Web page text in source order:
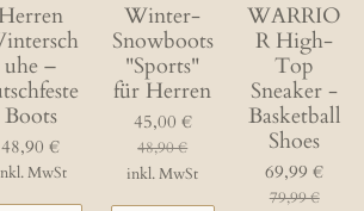
Herren
uhe –
Boots
48,90 €
MwSt
Winter-
Snowboots
"Sports"
für Herren
45,00 €
48,90 €
inkl. MwSt
WARRIO
R High-
Top
Sneaker -
Basketball
Shoes
69,99 €
79,99 €